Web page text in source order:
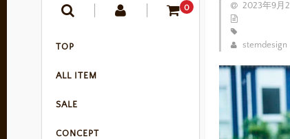
0
TOP
ALL ITEM
SALE
CONCEPT
2023年9月
stemdesign